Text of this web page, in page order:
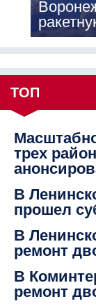
ТОП
трех
В
прошел
В
ремонт
В
ремонт